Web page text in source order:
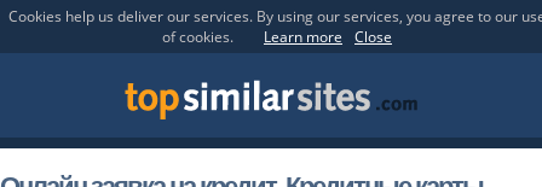
Cookies help us deliver our services. By using our services, you agree to our
of cookies.
Learn more Close